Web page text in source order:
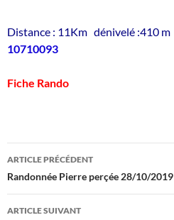
Distance : 11Km dénivelé :410 m
10710093
Fiche Rando
Navigation
des
articles
ARTICLE PRÉCÉDENT
Randonnée Pierre perçée 28/10/2019
ARTICLE SUIVANT